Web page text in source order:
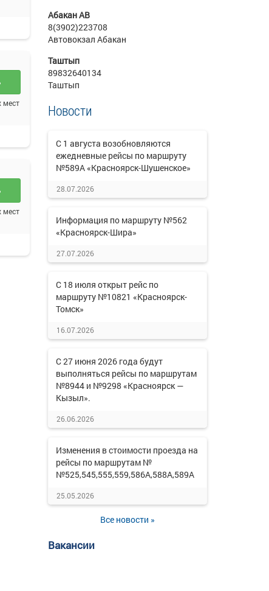
мест
мест
Абакан АВ
8(3902)223708
Автовокзал Абакан
Таштып
89832640134
Таштып
Новости
С 1 августа возобновляются
ежедневные рейсы по маршруту
№589А «Красноярск-Шушенское»
28.07.2026
Информация по маршруту №562
«Красноярск-Шира»
27.07.2026
С 18 июля открыт рейс по
маршруту №10821 «Красноярск-
Томск»
16.07.2026
С 27 июня 2026 года будут
выполняться рейсы по маршрутам
№8944 и №9298 «Красноярск —
Кызыл».
26.06.2026
Изменения в стоимости проезда на
рейсы по маршрутам №
№525,545,555,559,586А,588А,589А
25.05.2026
Все новости »
Вакансии